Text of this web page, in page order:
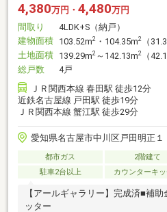
4,380万円・ 4,480万円
間取り
4LDK+S（納戸）
建物面積 103.52m2 ・104.35m2
（
土地面積 139.29m2 ～142.13m2
（
総戸数
4戸
ＪＲ関西本線 春田駅 徒歩12分
近鉄名古屋線 戸田駅 徒歩19分
ＪＲ関西本線 蟹江駅 徒歩29分
愛知県名古屋市中川区戸田明正１
都市ガス 2階建て
駐車2台以上
カウンターキ
【アールギャラリー】完成済■補
ッター